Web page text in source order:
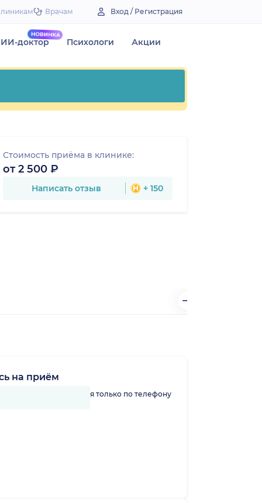
Врачам Вход / Регистрация
ИИ-доктор Психологи Акции
Стоимость приёма в клинике:
от 2 500 ₽
Написать отзыв + 150
на приём
можно записаться только по телефону